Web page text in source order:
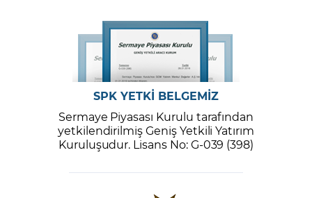
SPK YETKİ BELGEMİZ
Sermaye Piyasası Kurulu tarafından
yetkilendirilmiş Geniş Yetkili Yatırım
Kuruluşudur. Lisans No: G-039 (398)